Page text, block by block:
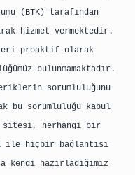
(BTK) tarafından
hizmet vermektedir.
proaktif olarak
bulunmamaktadır.
sorumluluğunu
bu sorumluluğu kabul
sitesi, herhangi bir
ile hiçbir bağlantısı
kendi hazırladığımız